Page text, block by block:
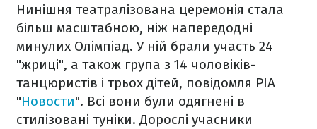
Нинішня театралізована церемонія стала
більш масштабною, ніж напередодні
минулих Олімпіад. У ній брали участь 24
"жриці", а також група з 14 чоловіків-
танцюристів і трьох дітей, повідомля РІА
"Новости". Всі вони були одягнені в
стилізовані туніки. Дорослі учасники